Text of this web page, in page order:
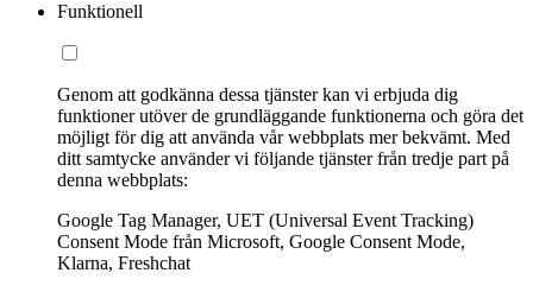
Funktionell
Genom att godkänna dessa tjänster kan vi erbjuda dig
funktioner utöver de grundläggande funktionerna och göra det
möjligt för dig att använda vår webbplats mer bekvämt. Med
ditt samtycke använder vi följande tjänster från tredje part på
denna webbplats:
Google Tag Manager, UET (Universal Event Tracking)
Consent Mode från Microsoft, Google Consent Mode,
Klarna, Freshchat